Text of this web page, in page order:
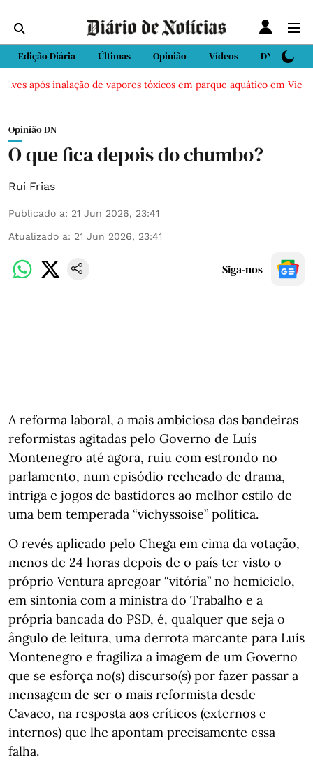
Edição Diária Últimas Opinião Vídeos DN Sport
após inalação de vapores tóxicos em parque aquático em Vieira
Opinião DN
O que fica depois do chumbo?
Rui Frias
Publicado a: 21 Jun 2026, 23:41
Atualizado a: 21 Jun 2026, 23:41
Siga-nos
A reforma laboral, a mais ambiciosa das bandeiras
reformistas agitadas pelo Governo de Luís
Montenegro até agora, ruiu com estrondo no
parlamento, num episódio recheado de drama,
intriga e jogos de bastidores ao melhor estilo de
uma bem temperada “vichyssoise” política.
O revés aplicado pelo Chega em cima da votação,
menos de 24 horas depois de o país ter visto o
próprio Ventura apregoar “vitória” no hemiciclo,
em sintonia com a ministra do Trabalho e a
própria bancada do PSD, é, qualquer que seja o
ângulo de leitura, uma derrota marcante para Luís
Montenegro e fragiliza a imagem de um Governo
que se esforça no(s) discurso(s) por fazer passar a
mensagem de ser o mais reformista desde
Cavaco, na resposta aos críticos (externos e
internos) que lhe apontam precisamente essa
falha.